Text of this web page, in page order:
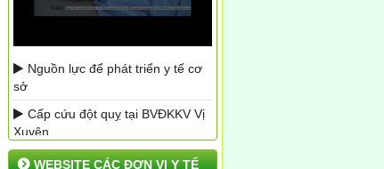
Nguồn lực để phát triển y tế cơ
sở
Cấp cứu đột quỵ tại BVĐKKV Vị
Xuyên
PS Xây dựng lộ trình khám sức
WEBSITE CÁC ĐƠN VỊ Y TẾ